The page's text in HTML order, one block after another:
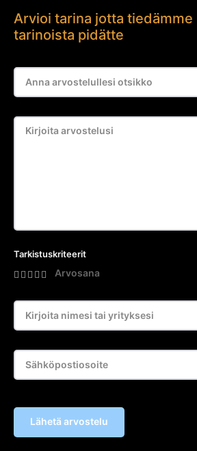
Arvioi tarina jotta tiedämme
tarinoista pidätte
Tarkistuskriteerit
Arvosana
Lähetä arvostelu